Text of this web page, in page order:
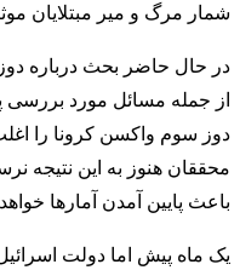
شمار مرگ و میر مبتلایان
در حال حاضر بحث درباره
از جمله مسائل مورد
دوز سوم واکسن کرونا را
محققان هنوز به این نتیجه
باعث پایین‌ آمدن آمارها
یک ماه پیش اما دولت